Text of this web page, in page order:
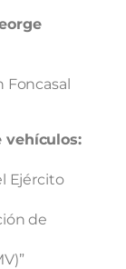
Foncasal
vehículos:
Ejército
de